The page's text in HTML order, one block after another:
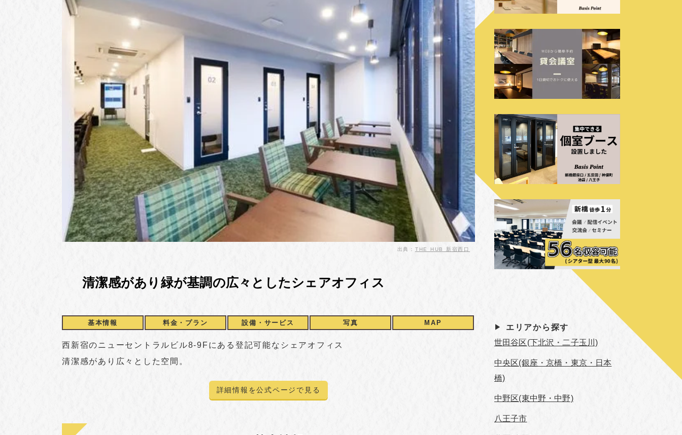
出典： THE HUB 新宿西口
清潔感があり緑が基調の広々としたシェアオフィス
基本情報 料金・ プラン 設備・サービス 写真 MAP
西新宿のニューセントラルビル8-9Fにある登記可能なシェアオフィス
清潔感があり広々とした空間。
詳細情報を公式ページで見る
エリアから探す
世田谷区(下北沢・二子玉川)
中央区(銀座・京橋・東京・日本
橋)
中野区(東中野・中野)
八王子市